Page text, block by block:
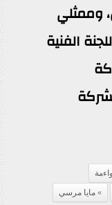
وممثلي
الفنية
مايا مرسي